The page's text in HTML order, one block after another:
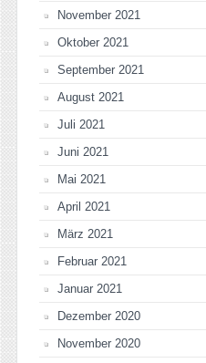
November 2021
Oktober 2021
September 2021
August 2021
Juli 2021
Juni 2021
Mai 2021
April 2021
März 2021
Februar 2021
Januar 2021
Dezember 2020
November 2020